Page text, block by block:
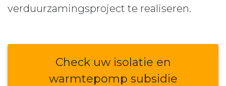
verduurzamingsproject te realiseren.
Check uw isolatie en
warmtepomp subsidie